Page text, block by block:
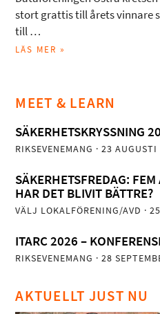
stort grattis till årets vinnare
till …
LÄS MER »
MEET & LEARN
SÄKERHETSKRYSSNING
RIKSEVENEMANG · 23
SÄKERHETSFREDAG:
HAR DET BLIVIT BÄTTRE?
VÄLJ LOKALFÖRENING/AVD ·
ITARC 2026 –
RIKSEVENEMANG · 28
AKTUELLT JUST NU